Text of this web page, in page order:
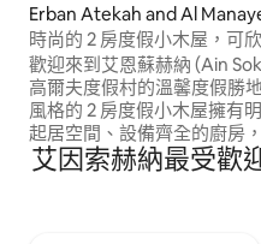
Erban Atekah and Al
的公寓
時尚的 2 房度假小木屋，可欣
假村的泳池景觀
歡迎來到艾恩蘇赫納 (Ain
高爾夫度假村的溫馨度假勝
風格的 2 房度假小木屋擁有
起居空間、設備齊全的廚房
遮蔭露臺，可欣賞放鬆的泳
觀。 主臥室配有一張加大雙
艾因索赫納最受歡